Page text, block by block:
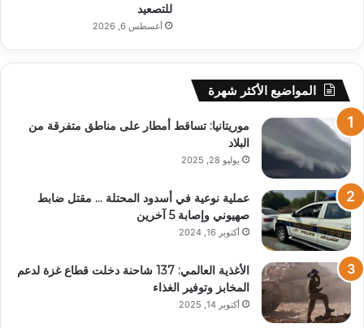
للتصعيد
أغسطس 6, 2026
المواضيع الأكثر شهرة
موريتانيا: تساقط أمطار على مناطق متفرقة من
البلاد
يوليو 28, 2025
عملية نوعية في أسدود المحتلة … مقتل ضابط
صهيوني وإصابة 5 آخرين
أكتوبر 16, 2024
الأغذية العالمي: 137 شاحنة دخلت قطاع غزة لدعم
المخابز وتوفير الغذاء
أكتوبر 14, 2025